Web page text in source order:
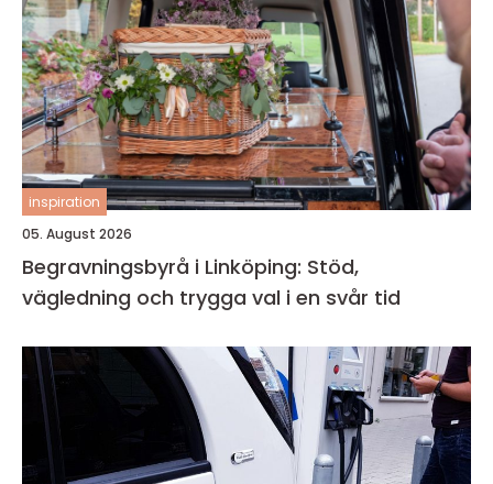
inspiration
05. August 2026
Begravningsbyrå i Linköping: Stöd,
vägledning och trygga val i en svår tid